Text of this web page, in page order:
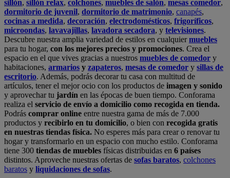
sillón, sillón relax, colchones, muebles de salón, mesas comedor,
dormitorio de juvenil, dormitorio de matrimonio, canapés,
cocinas a medida, decoración, electrodomésticos, frigoríficos,
microondas, lavavajillas, lavadora secadora, y televisiones.
Descubre nuestra amplia variedad de estilos en cualquiermuebles
para tu hogar, con los mejores precios y promociones. Crea el
espacio en el que vives gracias a nuestros muebles de comedor y
habitaciones, armarios y zapateros, mesas de comedor y sillas de
escritorio. Además, podrás decorar tu casa con multitud de
artículos, tener el mejor ocio con los productos de imagen y sonido
y aprovechar tu jardín en las épocas de buen tiempo. Conforama
realiza el servicio de envío a domicilio como recogida en tienda.
Podrás comprar online entre nuestra gama de más de 7.000
productos y recibirlo en tu domicilio, o bien con recogida gratis
en nuestras tiendas física. No esperes más para crear o renovar tu
hogar y transformarlo en un espacio con mucho estilo. Conforama
tiene 300 tiendas de muebles físicas distribuidas en 6 países
distintos. Aproveche nuestras ofertas de sofas baratos, colchones
baratos y liquidaciones de sofas.